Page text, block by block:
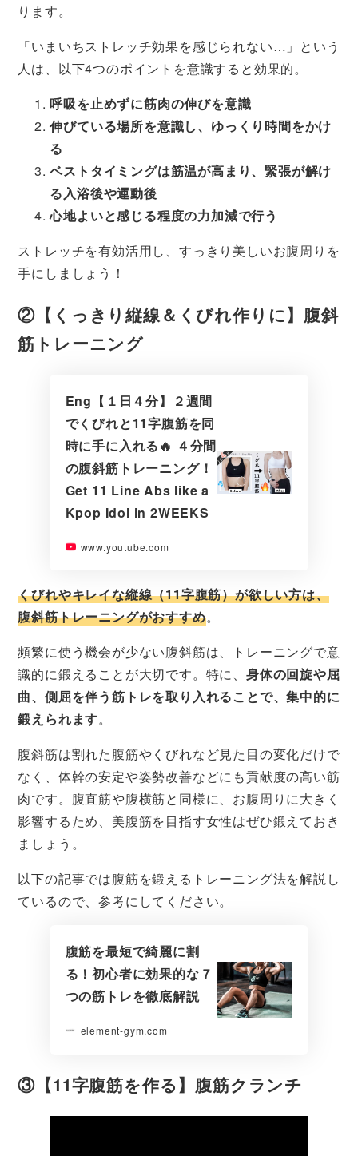
ります。
「いまいちストレッチ効果を感じられない…」という
人は、以下4つのポイントを意識すると効果的。
呼吸を止めずに筋肉の伸びを意識
伸びている場所を意識し、ゆっくり時間をかけ
る
ベストタイミングは筋温が高まり、緊張が解け
る入浴後や運動後
心地よいと感じる程度の力加減で行う
ストレッチを有効活用し、すっきり美しいお腹周りを
手にしましょう！
②【くっきり縦線＆くびれ作りに】腹斜
筋トレーニング
Eng【１日４分】２週間
でくびれと11字腹筋を同
時に手に入れる🔥 ４分間
の腹斜筋トレーニング！
Get 11 Line Abs like a
Kpop Idol in 2WEEKS
www.youtube.com
くびれやキレイな縦線（11字腹筋）が欲しい方は、
腹斜筋トレーニングがおすすめ。
頻繁に使う機会が少ない腹斜筋は、トレーニングで意
識的に鍛えることが大切です。特に、 身体の回旋や屈
曲、側屈を伴う筋トレを取り入れることで、集中的に
鍛えられます。
腹斜筋は割れた腹筋やくびれなど見た目の変化だけで
なく、体幹の安定や姿勢改善などにも貢献度の高い筋
肉です。腹直筋や腹横筋と同様に、お腹周りに大きく
影響するため、美腹筋を目指す女性はぜひ鍛えておき
ましょう。
以下の記事では腹筋を鍛えるトレーニング法を解説し
ているので、参考にしてください。
腹筋を最短で綺麗に割
る！初心者に効果的な７
つの筋トレを徹底解説
element-gym.com
③【11字腹筋を作る】腹筋クランチ